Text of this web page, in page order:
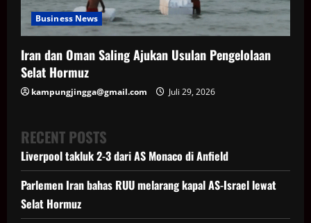
Business News
Iran dan Oman Saling Ajukan Usulan Pengelolaan
Selat Hormuz
kampungjingga@gmail.com Juli 29, 2026
RECENT POSTS
Liverpool takluk 2-3 dari AS Monaco di Anfield
Parlemen Iran bahas RUU melarang kapal AS-Israel lewat
Selat Hormuz